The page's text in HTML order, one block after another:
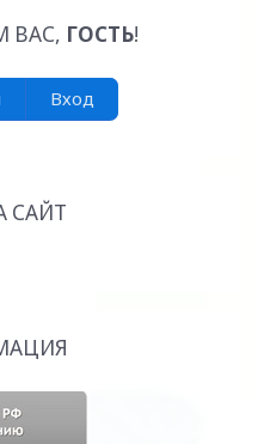
ВАС, ГОСТЬ!
Вход
САЙТ